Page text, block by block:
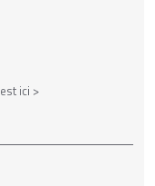
ici >